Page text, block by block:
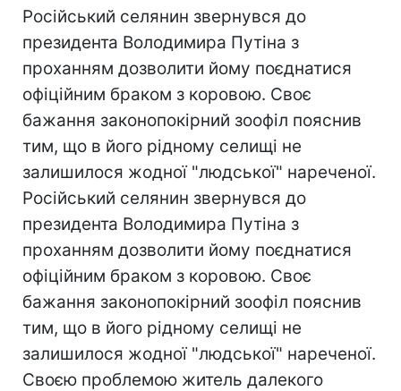
Російський селянин звернувся до
президента Володимира Путіна з
проханням дозволити йому поєднатися
офіційним браком з коровою. Своє
бажання законопокірний зоофіл пояснив
тим, що в його рідному селищі не
залишилося жодної "людської" нареченої.
Російський селянин звернувся до
президента Володимира Путіна з
проханням дозволити йому поєднатися
офіційним браком з коровою. Своє
бажання законопокірний зоофіл пояснив
тим, що в його рідному селищі не
залишилося жодної "людської" нареченої.
Своєю проблемою житель далекого